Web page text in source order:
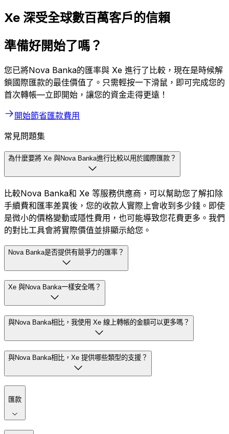
Xe 深受全球數百萬客戶的信賴
準備好開始了嗎？
您已將Nova Banka的匯率與 Xe 進行了比較，現在是時候解
鎖國際匯款的最佳價值了。只需輕按一下滑鼠，即可完成您的
首次轉帳—立即開始，讓您的資金走得更遠！
開始節省匯款費用
常見問題集
為什麼要將 Xe 與Nova Banka進行比較以用於國際匯款？
比較Nova Banka和 Xe 等服務供應商，可以幫助您了解扣除
手續費和匯率差異後，您的收款人實際上會收到多少錢。即使
是微小的價格變動或隱性費用，也可能導致您花費更多。我們
的對比工具會將實際價值並排顯示給您。
Nova Banka是否提供有競爭力的匯率？
Xe 與Nova Banka一樣安全嗎？
與Nova Banka相比，我使用 Xe 線上轉帳的金額可以更多嗎？
與Nova Banka相比，Xe 提供哪些類型的支援？
匯款